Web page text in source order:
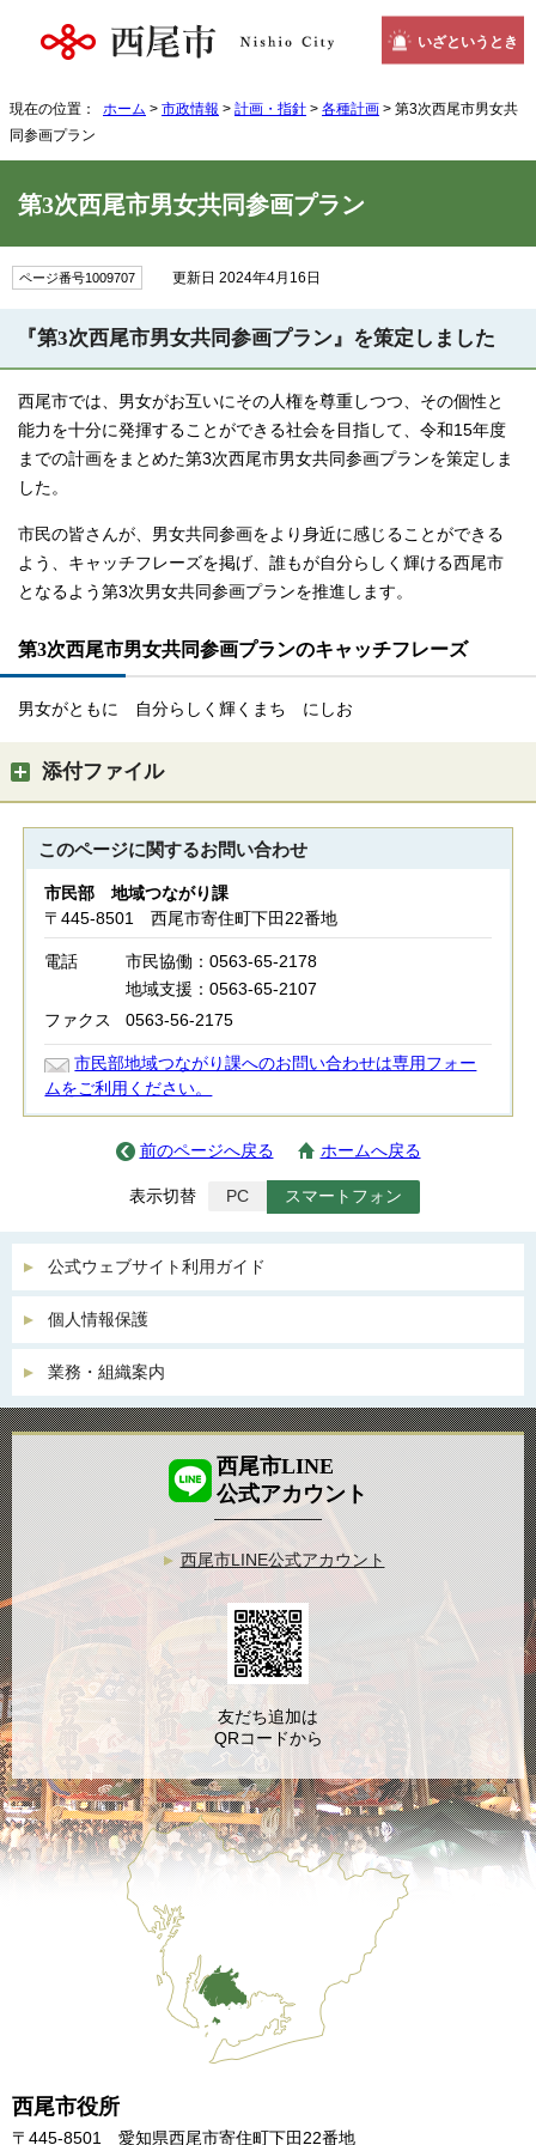
いざというとき
現在の位置： ホーム > 市政情報 > 計画・指針 > 各種計画 > 第3次西尾市男女共
同参画プラン
第3次西尾市男女共同参画プラン
ページ番号1009707 更新日 2024年4月16日
『第3次西尾市男女共同参画プラン』を策定しました
西尾市では、男女がお互いにその人権を尊重しつつ、その個性と
能力を十分に発揮することができる社会を目指して、令和15年度
までの計画をまとめた第3次西尾市男女共同参画プランを策定しま
した。
市民の皆さんが、男女共同参画をより身近に感じることができる
よう、キャッチフレーズを掲げ、誰もが自分らしく輝ける西尾市
となるよう第3次男女共同参画プランを推進します。
第3次西尾市男女共同参画プランのキャッチフレーズ
男女がともに 自分らしく輝くまち にしお
添付ファイル
このページに関するお問い合わせ
市民部 地域つながり課
〒445-8501 西尾市寄住町下田22番地
電話
市民協働：0563-65-2178
地域支援：0563-65-2107
ファクス
0563-56-2175
市民部地域つながり課へのお問い合わせは専用フォー
ムをご利用ください。
前のページへ戻る ホームへ戻る
表示切替 PC スマートフォン
公式ウェブサイト利用ガイド
個人情報保護
業務・組織案内
西尾市役所
〒445-8501 愛知県西尾市寄住町下田22番地
西尾市LINE
公式アカウント
西尾市LINE公式アカウント
友だち追加は
QRコードから